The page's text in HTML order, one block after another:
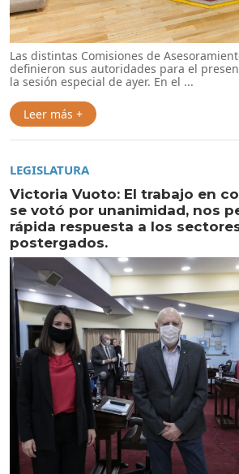
Las distintas Comisiones de
definieron sus autoridades para el
la sesión especial de ayer. En el ...
Leer más +
LEGISLATURA
Victoria Vuoto: El trabajo en
se votó por unanimidad, nos
rápida respuesta a los
postergados.